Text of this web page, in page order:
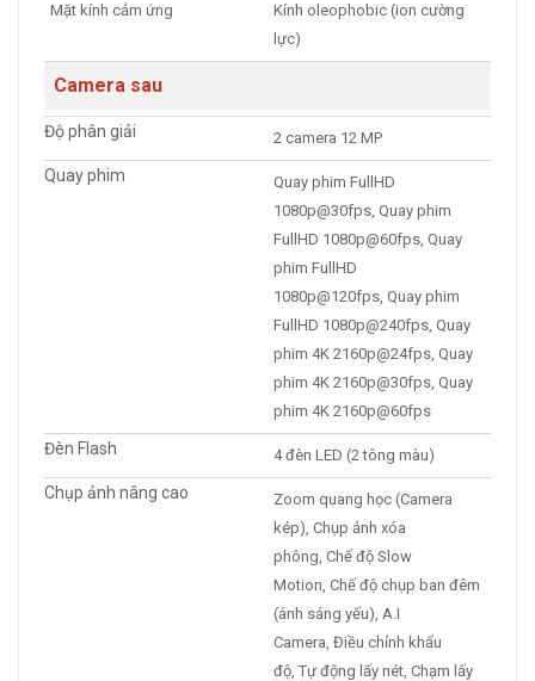
Mặt kính cảm ứng
Kính oleophobic (ion cường
lực)
Camera sau
Độ phân giải 2 camera 12 MP
Quay phim
Quay phim FullHD
1080p@30fps, Quay phim
FullHD 1080p@60fps, Quay
phim FullHD
1080p@120fps, Quay phim
FullHD 1080p@240fps, Quay
phim 4K 2160p@24fps, Quay
phim 4K 2160p@30fps, Quay
phim 4K 2160p@60fps
Đèn Flash 4 đèn LED (2 tông màu)
Chụp ảnh nâng cao
Zoom quang học (Camera
kép), Chụp ảnh xóa
phông, Chế độ Slow
Motion, Chế độ chụp ban đêm
(ánh sáng yếu), A.I
Camera, Điều chỉnh khẩu
độ, Tự động lấy nét, Chạm lấy